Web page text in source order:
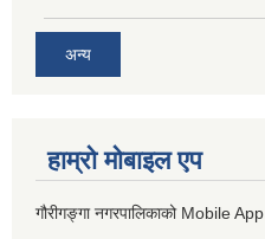
अन्य
हाम्रो माेबाइल एप
गौरीगङ्गा नगरपालिकाको Mobile App